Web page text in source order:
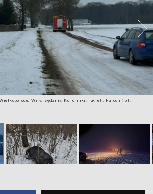
Wiry, Sędziny, Komorniki, rakieta Falcon (fot.